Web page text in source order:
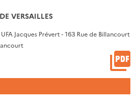
VERSAILLES
UFA Jacques Prévert - 163 Rue de Billancourt